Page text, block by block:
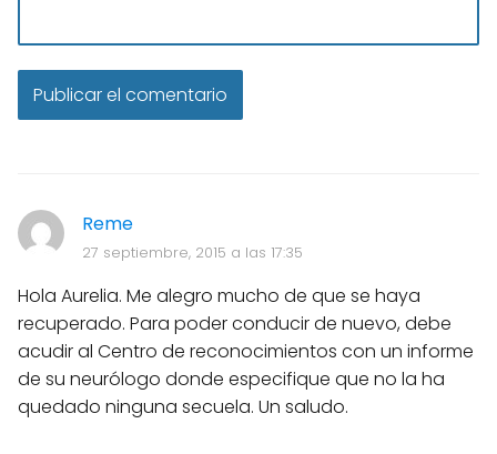
Reme
27 septiembre, 2015 a las 17:35
Hola Aurelia. Me alegro mucho de que se haya
recuperado. Para poder conducir de nuevo, debe
acudir al Centro de reconocimientos con un informe
de su neurólogo donde especifique que no la ha
quedado ninguna secuela. Un saludo.